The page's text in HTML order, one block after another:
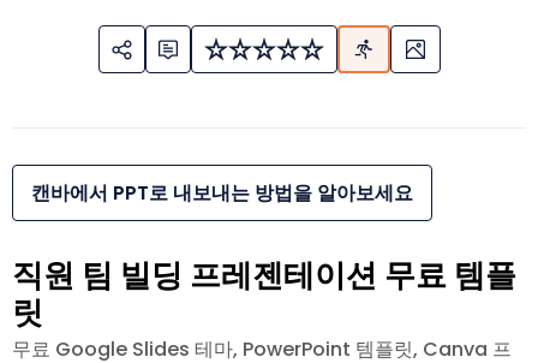
캔바에서 PPT로 내보내는 방법을 알아보세요
직원 팀 빌딩 프레젠테이션 무료 템플
릿
무료 Google Slides 테마, PowerPoint 템플릿, Canva 프